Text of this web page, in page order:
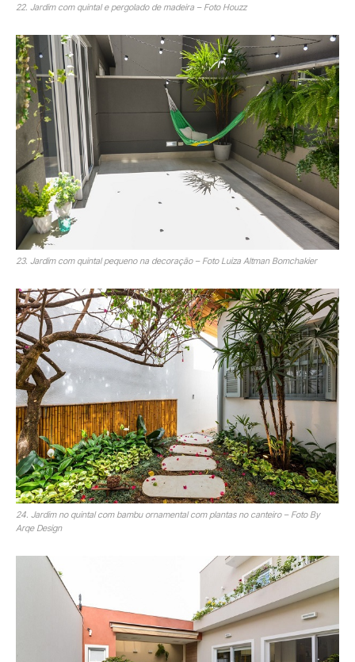
22. Jardim com quintal e pergolado de madeira – Foto Houzz
23. Jardim com quintal pequeno na decoração – Foto Luiza Altman Bomchakier
24. Jardim no quintal com bambu ornamental com plantas no canteiro – Foto By
Arqe Design